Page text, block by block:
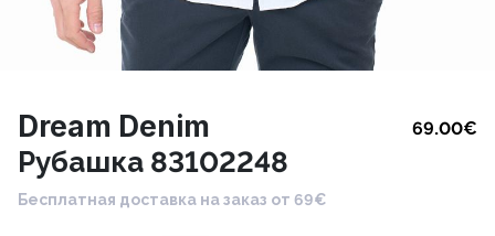
Dream Denim 69.00€
Рубашка 83102248
Бесплатная доставка на заказ от 69€